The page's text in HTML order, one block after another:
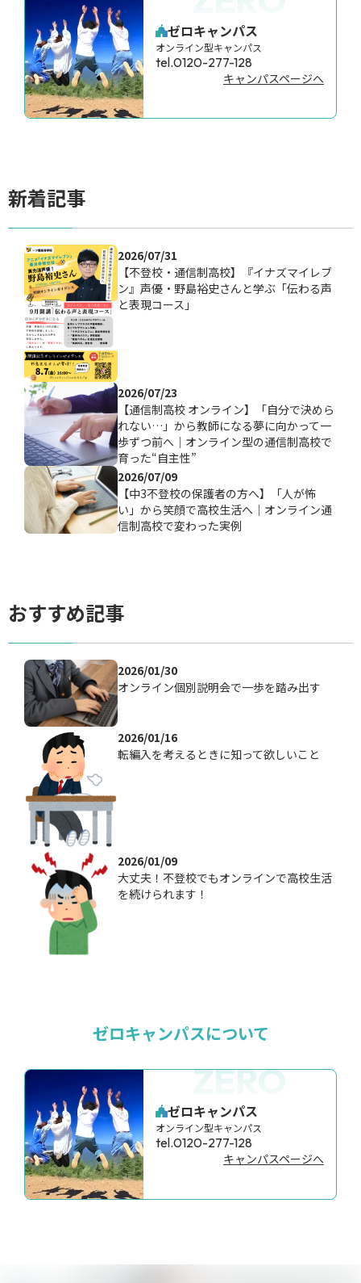
ゼロキャンパス
オンライン型キャンパス
tel.0120-277-128
キャンパスページへ
新着記事
2026/07/31
【不登校・通信制高校】『イナズマイレブ
ン』声優・野島裕史さんと学ぶ「伝わる声
と表現コース」
2026/07/23
【通信制高校 オンライン】「自分で決めら
れない…」から教師になる夢に向かって一
歩ずつ前へ｜オンライン型の通信制高校で
育った“自主性”
2026/07/09
【中3不登校の保護者の方へ】「人が怖
い」から笑顔で高校生活へ｜オンライン通
信制高校で変わった実例
おすすめ記事
2026/01/30
オンライン個別説明会で一歩を踏み出す
2026/01/16
転編入を考えるときに知って欲しいこと
2026/01/09
大丈夫！不登校でもオンラインで高校生活
を続けられます！
ゼロキャンパスについて
ZERO
ゼロキャンパス
オンライン型キャンパス
tel.0120-277-128
キャンパスページへ